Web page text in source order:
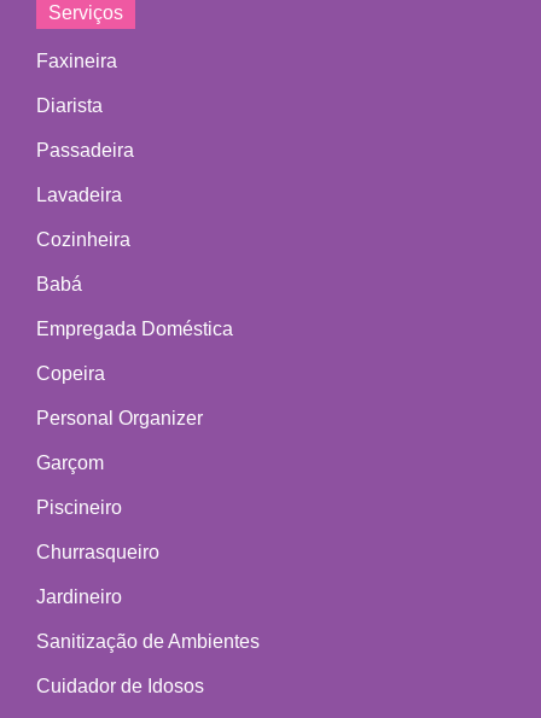
Serviços
Faxineira
Diarista
Passadeira
Lavadeira
Cozinheira
Babá
Empregada Doméstica
Copeira
Personal Organizer
Garçom
Piscineiro
Churrasqueiro
Jardineiro
Sanitização de Ambientes
Cuidador de Idosos